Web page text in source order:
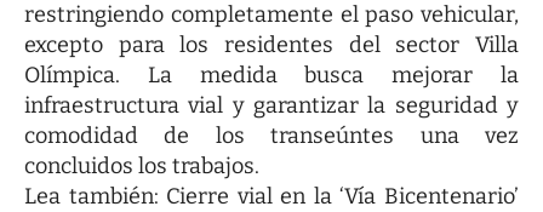
restringiendo completamente el paso vehicular,
excepto para los residentes del sector Villa
Olímpica. La medida busca mejorar la
infraestructura vial y garantizar la seguridad y
comodidad de los transeúntes una vez
concluidos los trabajos.
Lea también: Cierre vial en la ‘Vía Bicentenario’